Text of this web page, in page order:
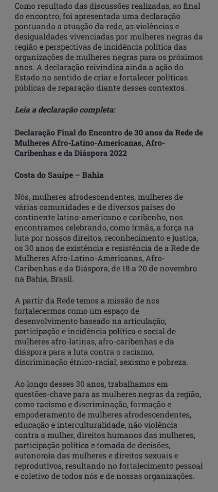
Como resultado das discussões realizadas, ao final
do encontro, foi apresentada uma declaração
pontuando a atuação da rede, as violências e
desigualdades vivenciadas por mulheres negras da
região e perspectivas de incidência política das
organizações de mulheres negras para os próximos
anos. A declaração reivindica ainda a ação do
Estado no sentido de criar e fortalecer políticas
públicas de reparação diante desses contextos.
Leia a declaração completa:
Declaração Final do Encontro de 30 anos da Rede de
Mulheres Afro-Latino-Americanas, Afro-
Caribenhas e da Diáspora 2022
Costa do Sauípe – Bahia
Nós, mulheres afrodescendentes, mulheres de
várias comunidades e de diversos países do
continente latino-americano e caribenho, nos
encontramos celebrando, como irmãs, a força na
luta por nossos direitos, reconhecimento e justiça,
os 30 anos de existência e resistência de a Rede de
Mulheres Afro-Latino-Americanas, Afro-
Caribenhas e da Diáspora, de 18 a 20 de novembro
na Bahia, Brasil.
A partir da Rede temos a missão de nos
fortalecermos como um espaço de
desenvolvimento baseado na articulação,
participação e incidência política e social de
mulheres afro-latinas, afro-caribenhas e da
diáspora para a luta contra o racismo,
discriminação étnico-racial, sexismo e pobreza.
Ao longo desses 30 anos, trabalhamos em
questões-chave para as mulheres negras da região,
como racismo e discriminação, formação e
empoderamento de mulheres afrodescendentes,
educação e interculturalidade, não violência
contra a mulher, direitos humanos das mulheres,
participação política e tomada de decisões,
autonomia das mulheres e direitos sexuais e
reprodutivos, resultando no fortalecimento pessoal
e coletivo de todos nós e de nossas organizações.